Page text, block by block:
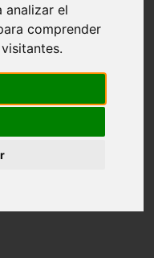
analizar el
comprender